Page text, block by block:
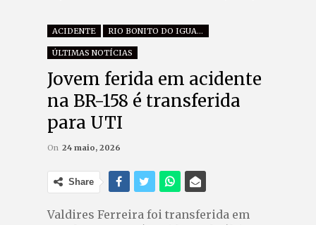
ACIDENTE RIO BONITO DO IGUAÇU
ÚLTIMAS NOTÍCIAS
Jovem ferida em acidente
na BR-158 é transferida
para UTI
On 24 maio, 2026
Share
Valdires Ferreira foi transferida em